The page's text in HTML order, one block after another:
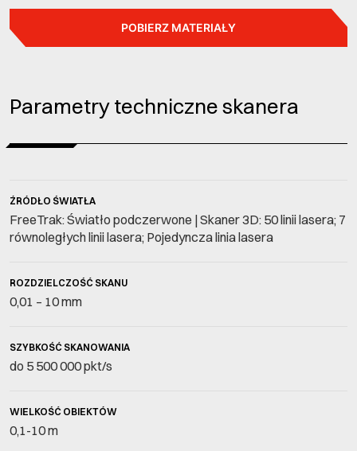
POBIERZ MATERIAŁY
Parametry techniczne skanera
ŹRÓDŁO ŚWIATŁA
FreeTrak: Światło podczerwone | Skaner 3D: 50 linii lasera; 7
równoległych linii lasera; Pojedyncza linia lasera
ROZDZIELCZOŚĆ SKANU
0,01 – 10 mm
SZYBKOŚĆ SKANOWANIA
do 5 500 000 pkt/s
WIELKOŚĆ OBIEKTÓW
0,1-10 m